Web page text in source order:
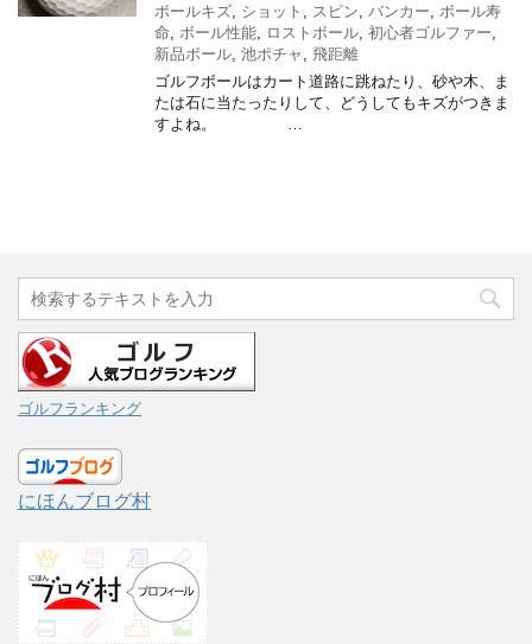
ボールキズ ショット スピン バンカー
ボール寿
命
ボール性能 ロストボール 初心者ゴルファー
新品ボール 池ポチャ
飛距離
ゴルフボールはカート道路に跳ねたり、砂や木、ま
たは石に当たったりして、どうしてもキズがつきま
すよね。 …
ゴルフランキング
にほんブログ村